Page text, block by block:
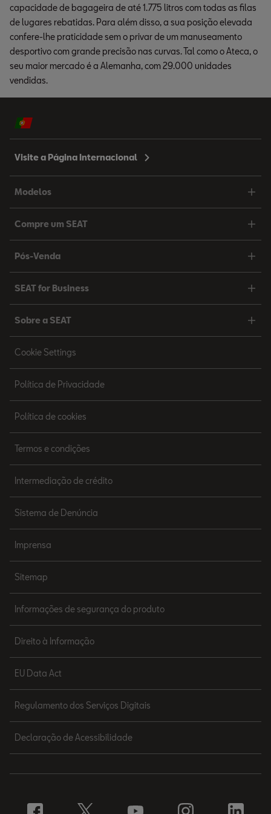
capacidade de bagageira de até 1.775 litros com todas as filas
de lugares rebatidas. Para além disso, a sua posição elevada
confere-lhe praticidade sem o privar de um manuseamento
desportivo com grande precisão nas curvas. Tal como o Ateca, o
seu maior mercado é a Alemanha, com 29.000 unidades
vendidas.
Visite a Página Internacional
Modelos
Compre um SEAT
Pós-Venda
SEAT for Business
Sobre a SEAT
Cookie Settings
Política de Privacidade
Política de cookies
Termos e condições
Intermediação de crédito
Sistema de Denúncia
Imprensa
Sitemap
Informações de segurança do produto
Direito à Informação
EU Data Act
Regulamento dos Serviços Digitais
Declaração de Acessibilidade